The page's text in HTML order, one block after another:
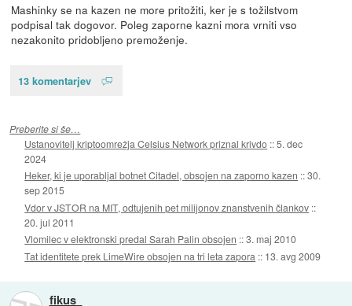
Mashinky se na kazen ne more pritožiti, ker je s tožilstvom
podpisal tak dogovor. Poleg zaporne kazni mora vrniti vso
nezakonito pridobljeno premoženje.
13 komentarjev
Preberite si še…
Ustanovitelj kriptoomrežja Celsius Network priznal krivdo ::5. dec
2024
Heker, ki je uporabljal botnet Citadel, obsojen na zaporno kazen ::30.
sep 2015
Vdor v JSTOR na MIT, odtujenih pet milijonov znanstvenih člankov ::
20. jul 2011
Vlomilec v elektronski predal Sarah Palin obsojen ::3. maj 2010
Tat identitete prek LimeWire obsojen na tri leta zapora :: 13. avg 2009
fikus_